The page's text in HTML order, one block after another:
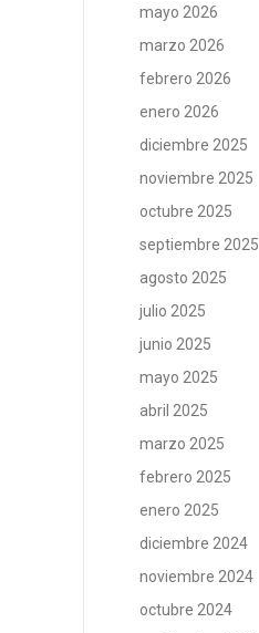
mayo 2026
marzo 2026
febrero 2026
enero 2026
diciembre 2025
noviembre 2025
octubre 2025
septiembre 2025
agosto 2025
julio 2025
junio 2025
mayo 2025
abril 2025
marzo 2025
febrero 2025
enero 2025
diciembre 2024
noviembre 2024
octubre 2024